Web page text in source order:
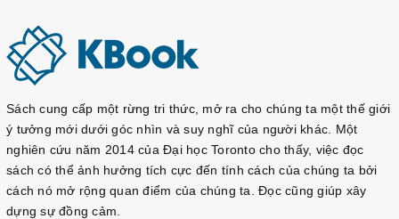
Sách cung cấp một rừng tri thức, mở ra cho chúng ta một thế giới
ý tưởng mới dưới góc nhìn và suy nghĩ của người khác. Một
nghiên cứu năm 2014 của Đại học Toronto cho thấy, việc đọc
sách có thể ảnh hưởng tích cực đến tính cách của chúng ta bởi
cách nó mở rộng quan điểm của chúng ta. Đọc cũng giúp xây
dựng sự đồng cảm.